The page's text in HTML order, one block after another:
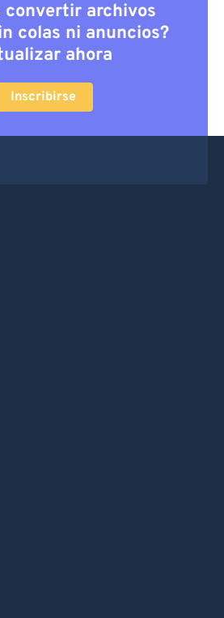
convertir archivos
colas ni anuncios?
ahora
Inscribirse